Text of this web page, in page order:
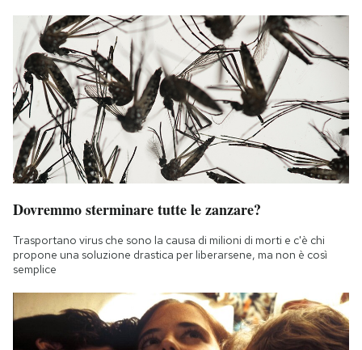
Dovremmo sterminare tutte le zanzare?
Trasportano virus che sono la causa di milioni di morti e c'è chi
propone una soluzione drastica per liberarsene, ma non è così
semplice